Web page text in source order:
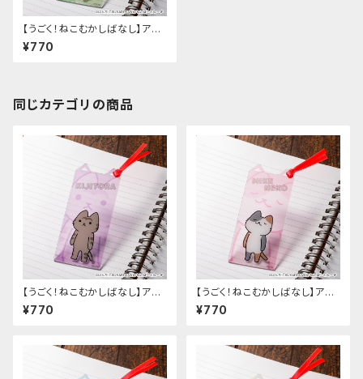
【うごく！ねこむかしばなし】アク
リルしおり（F）
¥770
同じカテゴリの商品
【うごく！ねこむかしばなし】アク
リルしおり（A）
¥770
【うごく！ねこむかしばなし】アク
リルしおり（C）
¥770